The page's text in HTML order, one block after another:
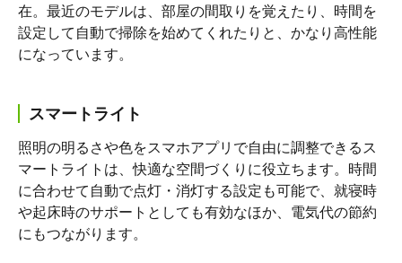
在。最近のモデルは、部屋の間取りを覚えたり、時間を
設定して自動で掃除を始めてくれたりと、かなり高性能
になっています。
スマートライト
照明の明るさや色をスマホアプリで自由に調整できるス
マートライトは、快適な空間づくりに役立ちます。時間
に合わせて自動で点灯・消灯する設定も可能で、就寝時
や起床時のサポートとしても有効なほか、電気代の節約
にもつながります。